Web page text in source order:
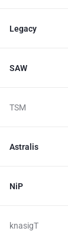
Legacy
SAW
TSM
Astralis
NiP
knasigT